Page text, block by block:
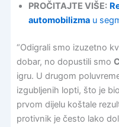
PROČITAJTE VIŠE:
automobilizmau
“Odigrali smo izuzetno
dobar, no dopustili smo
igru. U drugom
izgubljenih lopti, što je
prvom dijelu koštale
protivnik je često lako